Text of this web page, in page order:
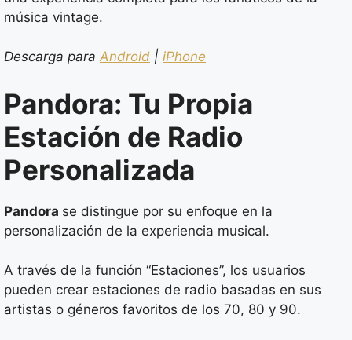
música vintage.
Descarga para Android | iPhone
Pandora: Tu Propia
Estación de Radio
Personalizada
Pandora se distingue por su enfoque en la
personalización de la experiencia musical.
A través de la función “Estaciones”, los usuarios
pueden crear estaciones de radio basadas en sus
artistas o géneros favoritos de los 70, 80 y 90.